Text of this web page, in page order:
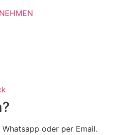
oder per Email.